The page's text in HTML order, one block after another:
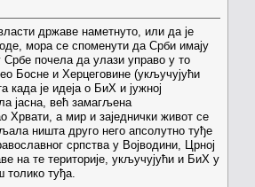
државе наметнуто, или да је
мора се споменути да Срби имају
Србе почела да улази управо у то
Босне и Херцеговине (укључујући
када је идеја о БиХ и јужној
јасна, већ замагљена
Хрвати, а мир и заједнички живот се
ништа друго него апсолутно туђе
српства у Војводини, Црној
на те територије, укључујући и БиХ у
толико туђа.